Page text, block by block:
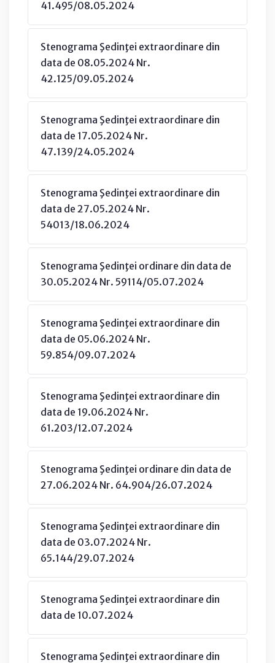
41.495/08.05.2024
Stenograma Şedinţei extraordinare din
data de 08.05.2024 Nr.
42.125/09.05.2024
Stenograma Şedinţei extraordinare din
data de 17.05.2024 Nr.
47.139/24.05.2024
Stenograma Şedinţei extraordinare din
data de 27.05.2024 Nr.
54013/18.06.2024
Stenograma Şedinţei ordinare din data de
30.05.2024 Nr. 59114/05.07.2024
Stenograma Şedinţei extraordinare din
data de 05.06.2024 Nr.
59.854/09.07.2024
Stenograma Şedinţei extraordinare din
data de 19.06.2024 Nr.
61.203/12.07.2024
Stenograma Şedinţei ordinare din data de
27.06.2024 Nr. 64.904/26.07.2024
Stenograma Şedinţei extraordinare din
data de 03.07.2024 Nr.
65.144/29.07.2024
Stenograma Şedinţei extraordinare din
data de 10.07.2024
Stenograma Şedinţei extraordinare din